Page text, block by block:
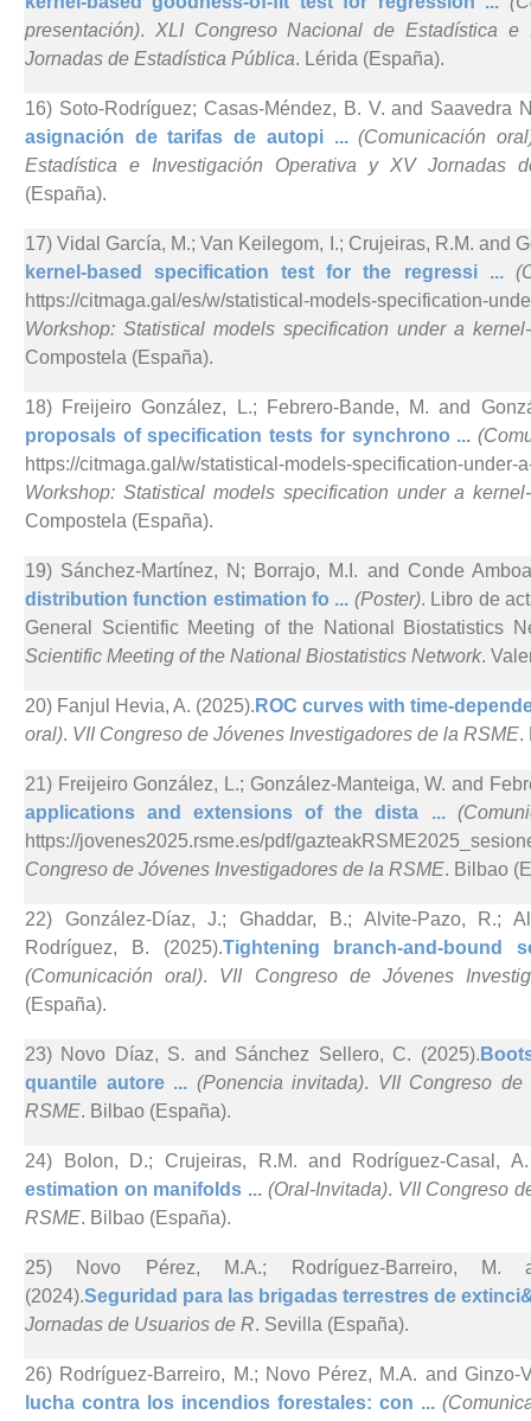
presentación). XLI Congreso Nacional de Estadística e
Jornadas de Estadística Pública. Lérida (España).
16) Soto-Rodríguez; Casas-Méndez, B. V. and Saavedra
asignación de tarifas de autopi ...(Comunicación
Estadística e Investigación Operativa y XV Jornadas
(España).
17) Vidal García, M.; Van Keilegom, I.; Crujeiras, R.M. and
kernel-based specification test for the regressi ...
https://citmaga.gal/es/w/statistical-models-specification-
Workshop: Statistical models specification under a
Compostela (España).
18) Freijeiro González, L.; Febrero-Bande, M. and
proposals of specification tests for synchrono ...
https://citmaga.gal/w/statistical-models-specification-under-
Workshop: Statistical models specification under a
Compostela (España).
19) Sánchez-Martínez, N; Borrajo, M.I. and Conde
distribution function estimation fo ... (Poster). Libro de
General Scientific Meeting of the National Biostatistics
Scientific Meeting of the National Biostatistics Network.
20) Fanjul Hevia, A. (2025). ROC curves with time-
oral). VII Congreso de Jóvenes Investigadores de la RSME.
21) Freijeiro González, L.; González-Manteiga, W. and
applications and extensions of the dista ...
https://jovenes2025.rsme.es/pdf/
Congreso de Jóvenes Investigadores de la RSME. Bilbao
22) González-Díaz, J.; Ghaddar, B.; Alvite-Pazo, R.;
Rodríguez, B. (2025).Tightening branch-and-bound
(Comunicación oral). VII Congreso de Jóvenes
(España).
23) Novo Díaz, S. and Sánchez Sellero, C. (2025).
quantile autore ... (Ponencia invitada). VII Congreso de
RSME. Bilbao (España).
24) Bolon, D.; Crujeiras, R.M. and Rodríguez-Casal,
estimation on manifolds ... (Oral-Invitada). VII Congreso
RSME. Bilbao (España).
25) Novo Pérez, M.A.; Rodríguez-Barreiro, M.
(2024).Seguridad para las brigadas terrestres de
Jornadas de Usuarios de R. Sevilla (España).
26) Rodríguez-Barreiro, M.; Novo Pérez, M.A. and Ginzo-
lucha contra los incendios forestales: con ...